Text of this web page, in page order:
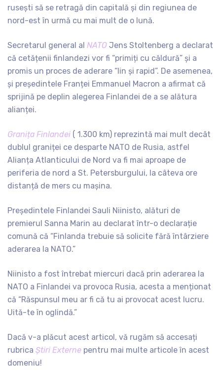
rusești să se retragă din capitală și din regiunea de
nord-est în urmă cu mai mult de o lună.
Secretarul general al NATO Jens Stoltenberg a declarat
că cetățenii finlandezi vor fi “primiți cu căldură” și a
promis un proces de aderare “lin și rapid”. De asemenea,
și președintele Franței Emmanuel Macron a afirmat că
sprijină pe deplin alegerea Finlandei de a se alătura
alianței.
Granița Finlandei ( 1.300 km) reprezintă mai mult decât
dublul graniței ce desparte NATO de Rusia, astfel
Alianța Atlanticului de Nord va fi mai aproape de
periferia de nord a St. Petersburgului, la câteva ore
distanță de mers cu mașina.
Președintele Finlandei Sauli Niinisto, alături de
premierul Sanna Marin au declarat într-o declarație
comună că “Finlanda trebuie să solicite fără întârziere
aderarea la NATO.”
Niinisto a fost întrebat miercuri dacă prin aderarea la
NATO a Finlandei va provoca Rusia, acesta a menționat
că “Răspunsul meu ar fi că tu ai provocat acest lucru.
Uită-te în oglindă.”
Dacă v-a plăcut acest articol, vă rugăm să accesați
rubrica Știri Externe pentru mai multe articole în acest
domeniu!